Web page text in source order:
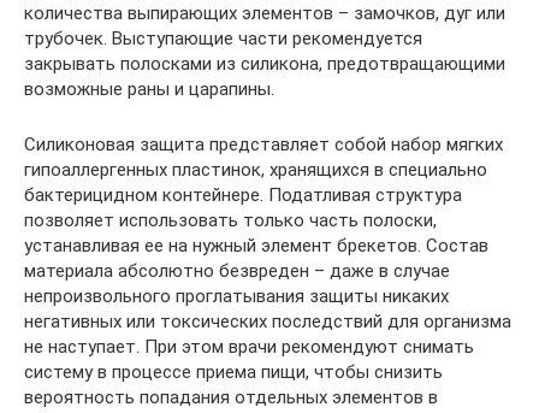
количества выпирающих элементов – замочков, дуг или
трубочек. Выступающие части рекомендуется
закрывать полосками из силикона, предотвращающими
возможные раны и царапины.
Силиконовая защита представляет собой набор мягких
гипоаллергенных пластинок, хранящихся в специально
бактерицидном контейнере. Податливая структура
позволяет использовать только часть полоски,
устанавливая ее на нужный элемент брекетов. Состав
материала абсолютно безвреден – даже в случае
непроизвольного проглатывания защиты никаких
негативных или токсических последствий для организма
не наступает. При этом врачи рекомендуют снимать
систему в процессе приема пищи, чтобы снизить
вероятность попадания отдельных элементов в